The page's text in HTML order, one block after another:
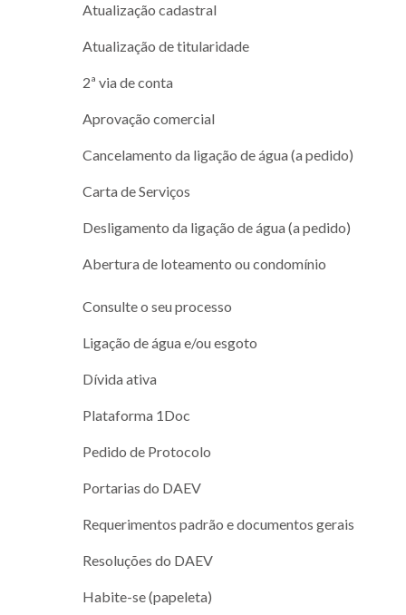
Atualização cadastral
Atualização de titularidade
2ª via de conta
Aprovação comercial
Cancelamento da ligação de água (a pedido)
Carta de Serviços
Desligamento da ligação de água (a pedido)
Abertura de loteamento ou condomínio
Consulte o seu processo
Ligação de água e/ou esgoto
Dívida ativa
Plataforma 1Doc
Pedido de Protocolo
Portarias do DAEV
Requerimentos padrão e documentos gerais
Resoluções do DAEV
Habite-se (papeleta)